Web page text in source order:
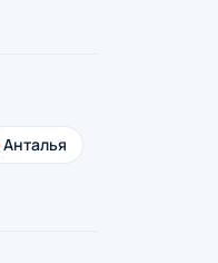
Анталья